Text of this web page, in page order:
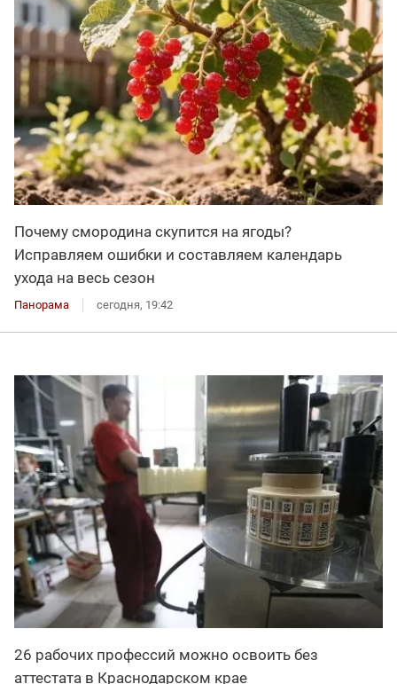
Почему смородина скупится на ягоды?
Исправляем ошибки и составляем календарь
ухода на весь сезон
Панорама сегодня, 19:42
26 рабочих профессий можно освоить без
аттестата в Краснодарском крае